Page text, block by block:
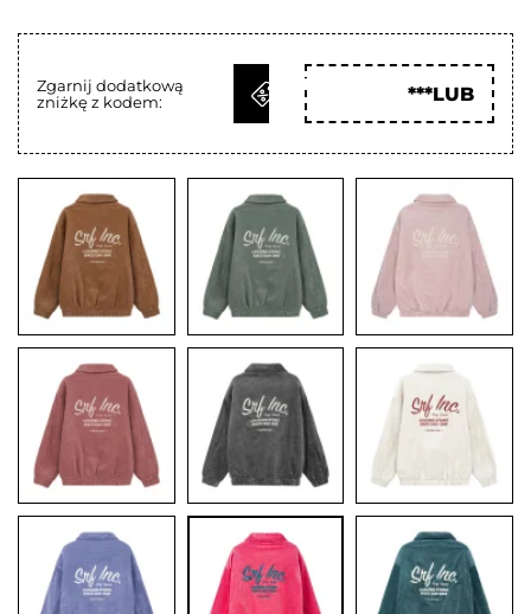
Zgarnij dodatkową
zniżkę z kodem:
ODBIERZ
***LUB